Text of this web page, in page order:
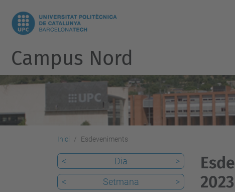
Campus Nord
Inici Esdeveniments
2023
< Dia
>
<
Setmana
>